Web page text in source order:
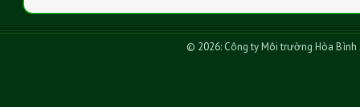
© 2026: Công ty Môi trường Hòa